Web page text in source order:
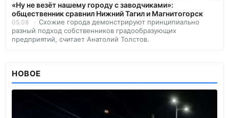
«Ну не везёт нашему городу с заводчиками»:
общественник сравнил Нижний Тагил и Магнитогорск
05.08
Схожие города демонстрируют принципиально
разный подход собственников градообразующих
предприятий, считает Анатолий Толстов.
НОВОЕ